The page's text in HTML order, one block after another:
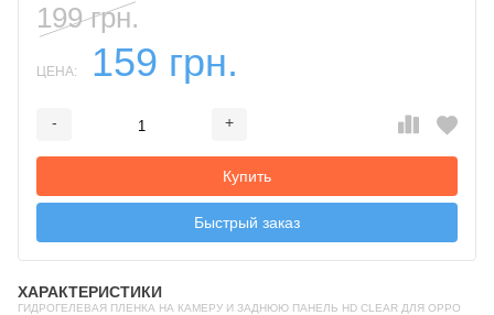
199 грн.
ЦЕНА: 159 грн.
- +
Купить
Быстрый заказ
ХАРАКТЕРИСТИКИ
ГИДРОГЕЛЕВАЯ ПЛЕНКА НА КАМЕРУ И ЗАДНЮЮ ПАНЕЛЬ HD CLEAR ДЛЯ OPPO